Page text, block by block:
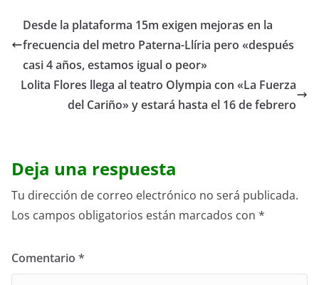
Desde la plataforma 15m exigen mejoras en la
frecuencia del metro Paterna-Llíria pero «después
casi 4 años, estamos igual o peor»
Lolita Flores llega al teatro Olympia con «La Fuerza
del Cariño» y estará hasta el 16 de febrero
Deja una respuesta
Tu dirección de correo electrónico no será publicada.
Los campos obligatorios están marcados con *
Comentario *